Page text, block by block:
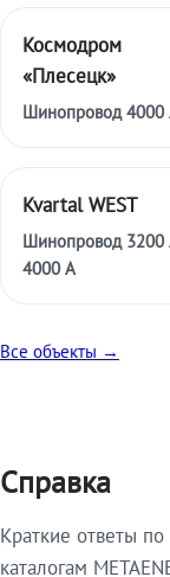
Космодром
«Плесецк»
Шинопровод 4000
Kvartal WEST
Шинопровод 3200
4000 А
Все объекты →
Справка
Краткие ответы
каталогам